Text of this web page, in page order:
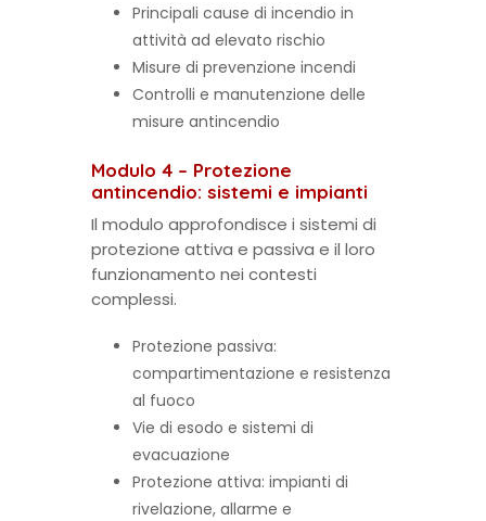
Principali cause di incendio in
attività ad elevato rischio
Misure di prevenzione incendi
Controlli e manutenzione delle
misure antincendio
Modulo 4 – Protezione
antincendio: sistemi e impianti
Il modulo approfondisce i sistemi di
protezione attiva e passiva e il loro
funzionamento nei contesti
complessi.
Protezione passiva:
compartimentazione e resistenza
al fuoco
Vie di esodo e sistemi di
evacuazione
Protezione attiva: impianti di
rivelazione, allarme e